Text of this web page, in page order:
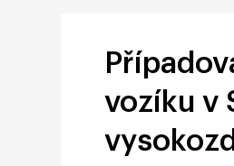
vozíku v